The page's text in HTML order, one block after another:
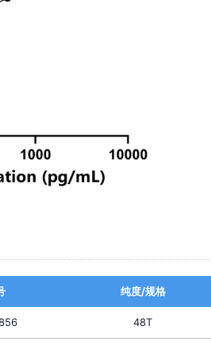
纯度/规格
48T